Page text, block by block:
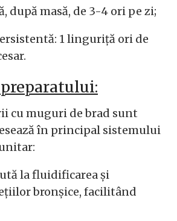
după masă, de 3-4 ori pe zi;
1 linguriță ori de
cu muguri de brad sunt
în principal sistemului
la fluidificarea și
bronșice, facilitând